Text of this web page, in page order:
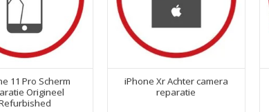
11 Pro Scherm
Origineel
iPhone Xr Achter camera
reparatie